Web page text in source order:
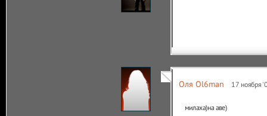
Оля Ol6man 17 ноября
милаха)на аве)